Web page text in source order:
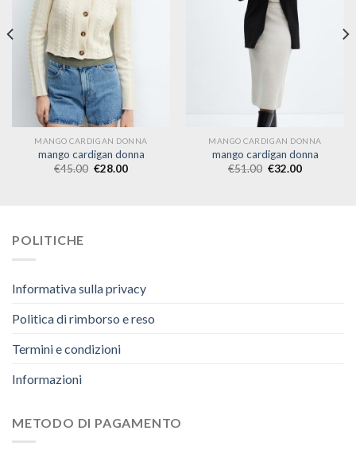
MANGO CARDIGAN DONNA
mango cardigan donna
€45.00 €28.00
MANGO CARDIGAN DONNA
mango cardigan donna
€51.00 €32.00
POLITICHE
Informativa sulla privacy
Politica di rimborso e reso
Termini e condizioni
Informazioni
METODO DI PAGAMENTO